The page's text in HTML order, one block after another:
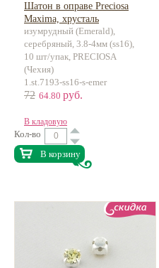
Шатон в оправе Preciosa
Maxima, хрусталь
изумрудный (Emerald),
серебряный, 3.8-4мм (ss16),
10 шт/упак, PRECIOSA
(Чехия)
1.st.7193-ss16-s-emer
72 64.80 руб.
В кладовую
Кол-во
В корзину